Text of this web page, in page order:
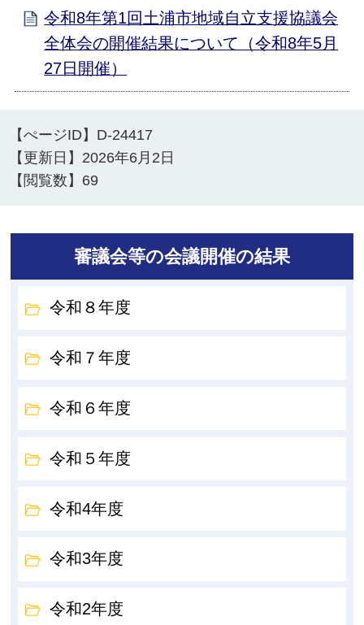
令和8年第1回土浦市地域自立支援協議会
全体会の開催結果について（令和8年5月
27日開催）
【ぺージID】 D-24417
【更新日】 2026年6月2日
【閲覧数】 69
審議会等の会議開催の結果
令和８年度
令和７年度
令和６年度
令和５年度
令和4年度
令和3年度
令和2年度